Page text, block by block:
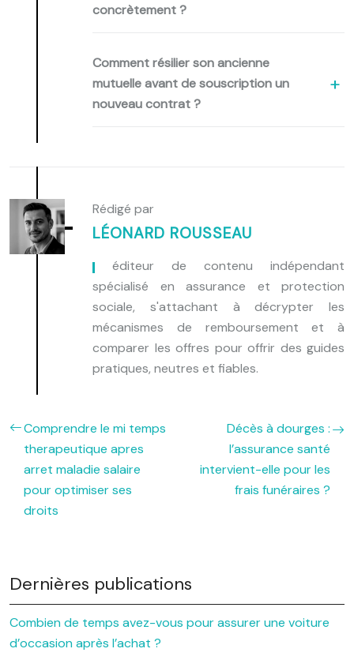
concrètement ?
Comment résilier son ancienne
mutuelle avant de souscription un
nouveau contrat ?
Rédigé par
LÉONARD ROUSSEAU
, éditeur de contenu indépendant
spécialisé en assurance et protection
sociale, s'attachant à décrypter les
mécanismes de remboursement et à
comparer les offres pour offrir des guides
pratiques, neutres et fiables.
Comprendre le mi temps
therapeutique apres
arret maladie salaire
pour optimiser ses
droits
Décès à dourges :
l’assurance santé
intervient-elle pour les
frais funéraires ?
Dernières publications
Combien de temps avez-vous pour assurer une voiture
d’occasion après l’achat ?